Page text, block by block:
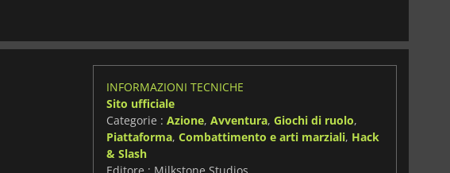
INFORMAZIONI TECNICHE
Sito ufficiale
Categorie : Azione, Avventura, Giochi di ruolo,
Piattaforma, Combattimento e arti marziali, Hack
& Slash